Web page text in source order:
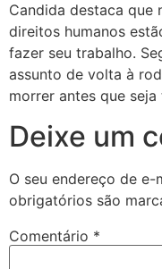
Candida destaca que
direitos humanos
fazer seu trabalho.
assunto de volta à
morrer antes que seja
Deixe um
O seu endereço de
obrigatórios são
Comentário *